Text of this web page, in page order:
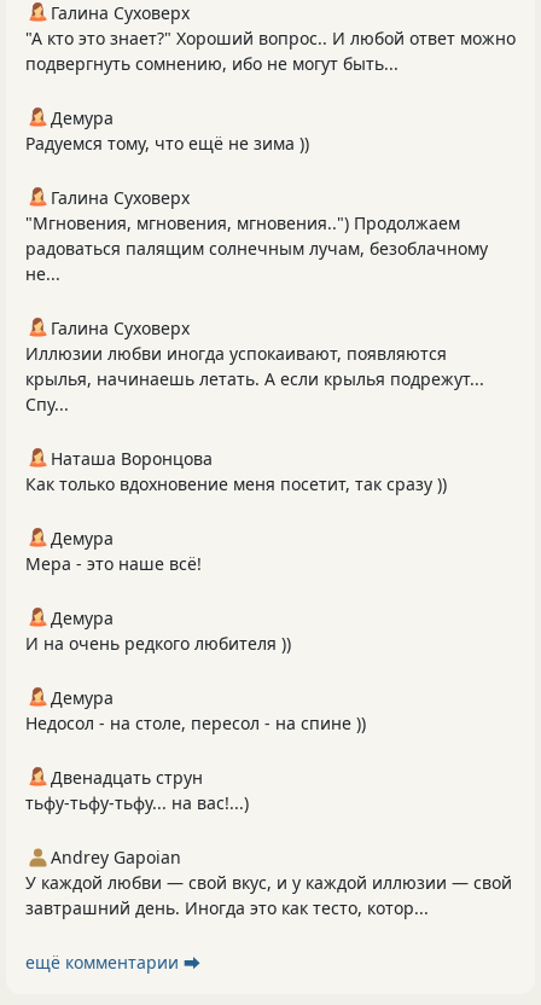
Галина Суховерх
"А кто это знает?" Хороший вопрос.. И любой ответ можно
подвергнуть сомнению, ибо не могут быть...
Демура
Радуемся тому, что ещё не зима ))
Галина Суховерх
"Мгновения, мгновения, мгновения..") Продолжаем
радоваться палящим солнечным лучам, безоблачному
не...
Галина Суховерх
Иллюзии любви иногда успокаивают, появляются
крылья, начинаешь летать. А если крылья подрежут...
Спу...
Наташа Воронцова
Как только вдохновение меня посетит, так сразу ))
Демура
Мера - это наше всё!
Демура
И на очень редкого любителя ))
Демура
Недосол - на столе, пересол - на спине ))
Двенадцать струн
тьфу-тьфу-тьфу... на вас!...)
Andrey Gapoian
У каждой любви — свой вкус, и у каждой иллюзии — свой
завтрашний день. Иногда это как тесто, котор...
ещё комментарии ⮕